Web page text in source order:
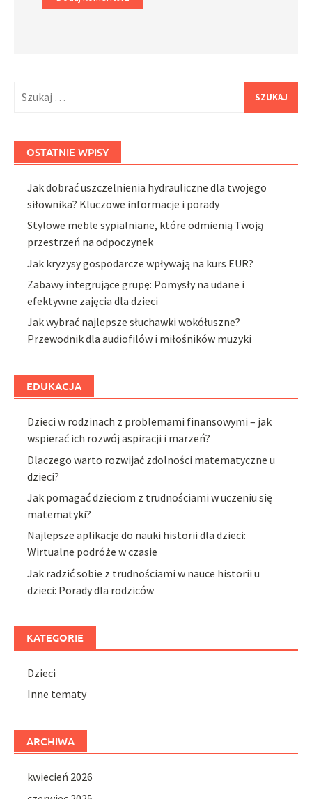
OSTATNIE WPISY
Jak dobrać uszczelnienia hydrauliczne dla twojego
siłownika? Kluczowe informacje i porady
Stylowe meble sypialniane, które odmienią Twoją
przestrzeń na odpoczynek
Jak kryzysy gospodarcze wpływają na kurs EUR?
Zabawy integrujące grupę: Pomysły na udane i
efektywne zajęcia dla dzieci
Jak wybrać najlepsze słuchawki wokółuszne?
Przewodnik dla audiofilów i miłośników muzyki
EDUKACJA
Dzieci w rodzinach z problemami finansowymi – jak
wspierać ich rozwój aspiracji i marzeń?
Dlaczego warto rozwijać zdolności matematyczne u
dzieci?
Jak pomagać dzieciom z trudnościami w uczeniu się
matematyki?
Najlepsze aplikacje do nauki historii dla dzieci:
Wirtualne podróże w czasie
Jak radzić sobie z trudnościami w nauce historii u
dzieci: Porady dla rodziców
KATEGORIE
Dzieci
Inne tematy
ARCHIWA
kwiecień 2026